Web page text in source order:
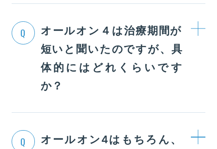
Q
オールオン４は治療期間が
短いと聞いたのですが、具
体的にはどれくらいです
か？
Q
オールオン4はもちろん、